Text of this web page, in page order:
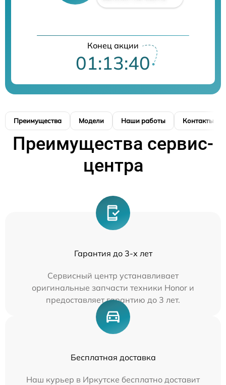
Конец акции
01:13:39
Преимущества Модели Наши работы Контакты
Преимущества сервис-
центра
Гарантия до 3-х лет
Сервисный центр устанавливает
оригинальные запчасти техники Honor и
предоставляет гарантию до 3 лет.
Бесплатная доставка
Наш курьер в Иркутске бесплатно доставит